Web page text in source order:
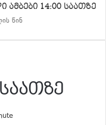
ამბები 14:00 საათზე
წინ